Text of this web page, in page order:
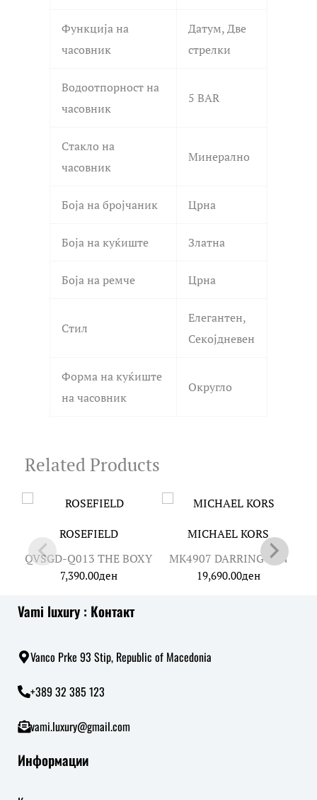
Функција на
часовник
Датум, Две
стрелки
Водоотпорност на
часовник
5 BAR
Стакло на
часовник
Минерално
Боја на бројчаник Црна
Боја на куќиште Златна
Боја на ремче Црна
Стил
Елегантен,
Секојдневен
Форма на куќиште
на часовник
Округло
Related Products
ROSEFIELD
QVSGD-Q013 THE BOXY
7,390.00ден
MICHAEL KORS
MK4907 DARRINGTON
19,690.00ден
Vami luxury : Контакт
Vanco Prke 93 Stip, Republic of Macedonia
+389 32 385 123
vami.luxury@gmail.com
Информации